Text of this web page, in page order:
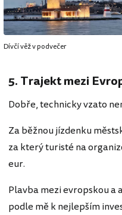
Dívčí věž v podvečer
5. Trajekt mezi
Dobře, technicky vzato
Za běžnou jízdenku
za který turisté na
eur.
Plavba mezi evropskou a
podle mě k nejlepším